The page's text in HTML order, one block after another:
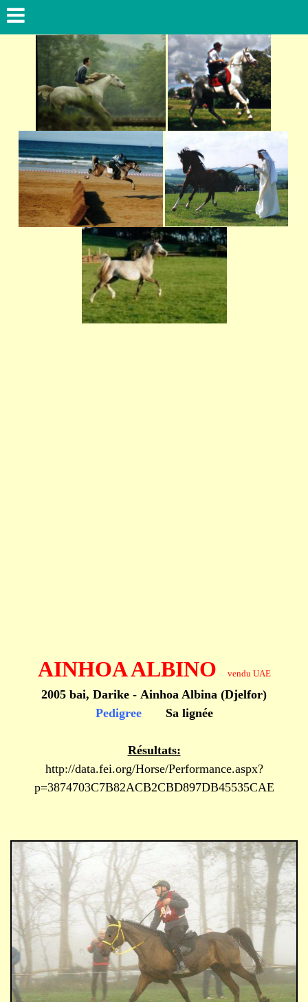
AINHOA ALBINO vendu UAE
2005 bai, Darike - Ainhoa Albina (Djelfor)
Pedigree
Sa lignée
Résultats:
http://data.fei.org/Horse/Performance.aspx?
p=3874703C7B82ACB2CBD897DB45535CAE